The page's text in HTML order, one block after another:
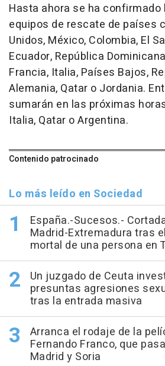
Hasta ahora se ha confirmado
equipos de rescate de países
Unidos, México, Colombia, El
Ecuador, República
Francia, Italia, Países Bajos,
Alemania, Qatar o Jordania.
sumarán en las próximas
Italia, Qatar o Argentina.
Contenido patrocinado
Lo más leído en Sociedad
España.-Sucesos.-
Madrid-Extremadura tras
mortal de una persona en
Un juzgado de Ceuta
presuntas agresiones
tras la entrada masiva
Arranca el rodaje de la
Fernando Franco, que
Madrid y Soria